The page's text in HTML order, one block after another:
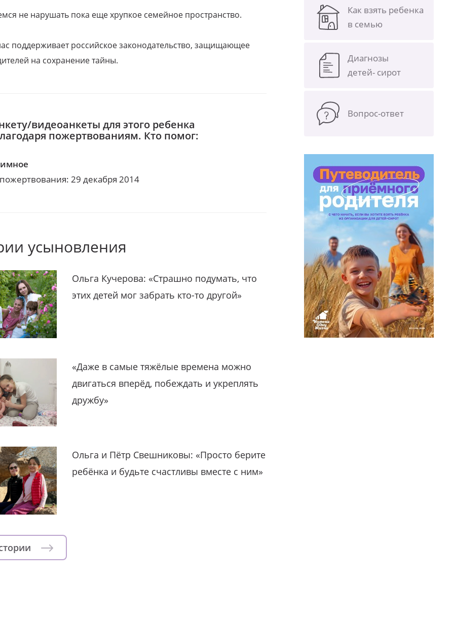
не нарушать пока еще хрупкое семейное пространство.
поддерживает российское законодательство, защищающее
на сохранение тайны.
видеоанкеты для этого ребенка
пожертвованиям. Кто помог:
29 декабря 2014
усыновления
Ольга Кучерова: «Страшно подумать, что
этих детей мог забрать кто-то другой»
«Даже в самые тяжёлые времена можно
двигаться вперёд, побеждать и укреплять
дружбу»
Ольга и Пётр Свешниковы: «Просто берите
ребёнка и будьте счастливы вместе с ним»
Как взять ребенка
в семью
Диагнозы
детей- сирот
Вопрос-ответ